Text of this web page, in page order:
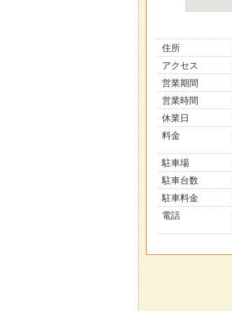
住所
アクセス
営業期間
営業時間
休業日
料金
駐車場
駐車台数
駐車料金
電話